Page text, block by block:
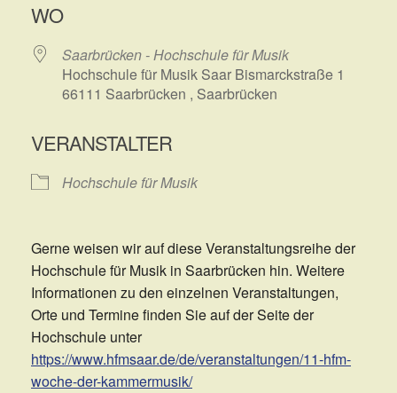
WO
Saarbrücken - Hochschule für Musik
Hochschule für Musik Saar Bismarckstraße 1
66111 Saarbrücken , Saarbrücken
VERANSTALTER
Hochschule für Musik
Gerne weisen wir auf diese Veranstaltungsreihe der
Hochschule für Musik in Saarbrücken hin. Weitere
Informationen zu den einzelnen Veranstaltungen,
Orte und Termine finden Sie auf der Seite der
Hochschule unter
https://www.hfmsaar.de/de/veranstaltungen/11-hfm-
woche-der-kammermusik/